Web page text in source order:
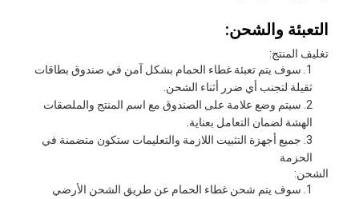
التعبئة والشحن:
تغليف المنتج:
سوف يتم تعبئة غطاء الحمام بشكل آمن في صندوق بطاقات
ثقيلة لتجنب أي ضرر أثناء الشحن.
سيتم وضع علامة على الصندوق مع اسم المنتج والملصقات
الهشة لضمان التعامل بعناية.
جميع أجهزة التثبيت اللازمة والتعليمات ستكون متضمنة في
الحزمة
الشحن:
سوف يتم شحن غطاء الحمام عن طريق الشحن الأرضي